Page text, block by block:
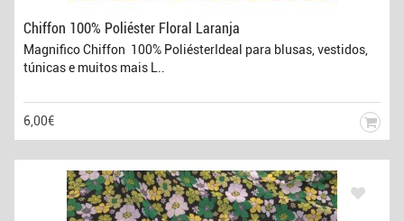
Chiffon 100% Poliéster Floral Laranja
Magnifico Chiffon 100% PoliésterIdeal para blusas, vestidos,
túnicas e muitos mais L..
6,00€